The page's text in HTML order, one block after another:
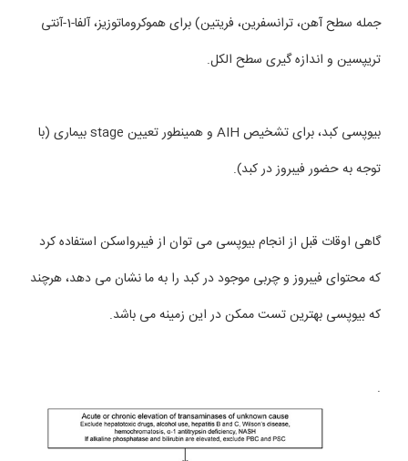
جمله سطح آهن، ترانسفرین، فریتین) برای هموکروماتوزیز، آلفا-1-آنتی
تریپسین و اندازه گیری سطح الکل.
بیوپسی کبد، برای تشخیص AIH و همینطور تعیین stage بیماری (با
توجه به حضور فیبروز در کبد).
گاهی اوقات قبل از انجام بیوپسی می توان از فیبرواسکن استفاده کرد
که محتوای فیبروز و چربی موجود در کبد را به ما نشان می دهد، هرچند
که بیوپسی بهترین تست ممکن در این زمینه می باشد.
.